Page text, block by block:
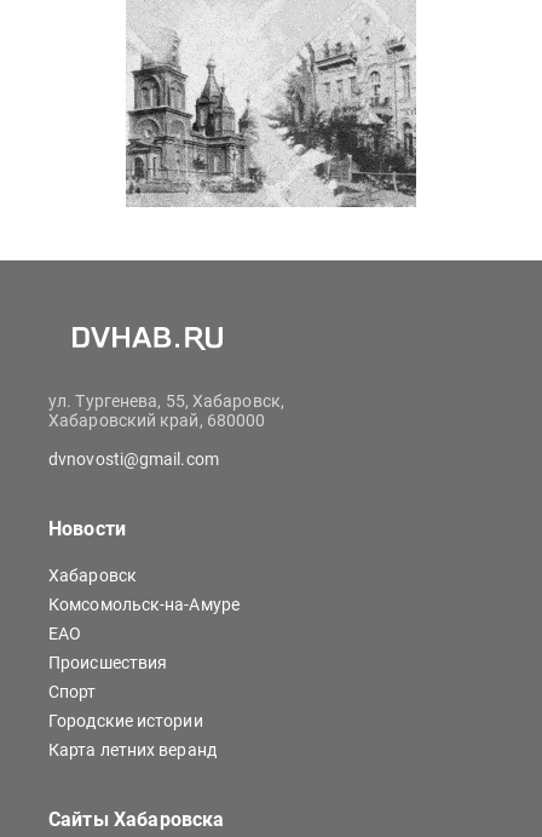
ул. Тургенева, 55, Хабаровск,
Хабаровский край, 680000
dvnovosti@gmail.com
Новости
Хабаровск
Комсомольск-на-Амуре
ЕАО
Происшествия
Спорт
Городские истории
Карта летних веранд
Сайты Хабаровска